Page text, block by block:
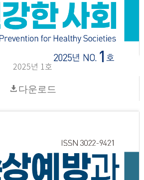
2025년 1호
다운로드